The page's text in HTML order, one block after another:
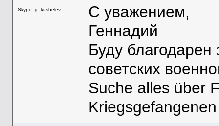
Skype: g_kushelev
С уважением,
Геннадий
Буду
советских
Suche alles über
Kriegsgefangenen